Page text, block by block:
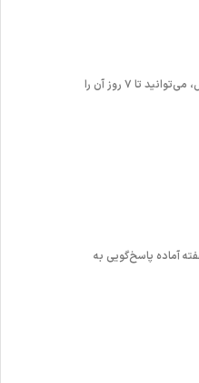
در صورت وجود مشکل در سفارش، می‌توانید تا ۷ روز آن را
اسنپ‌شاپ ۷ روز هفته آماده پاسخ‌گویی به